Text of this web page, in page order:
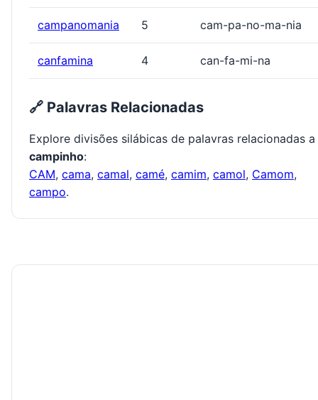
campanomania 5 cam-pa-no-ma-nia
canfamina 4 can-fa-mi-na
🔗 Palavras Relacionadas
Explore divisões silábicas de palavras relacionadas a
campinho:
CAM, cama, camal, camé, camim, camol, Camom,
campo.